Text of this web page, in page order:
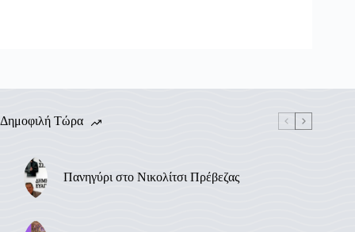
Δημοφιλή Τώρα
Πανηγύρι στο Νικολίτσι Πρέβεζας